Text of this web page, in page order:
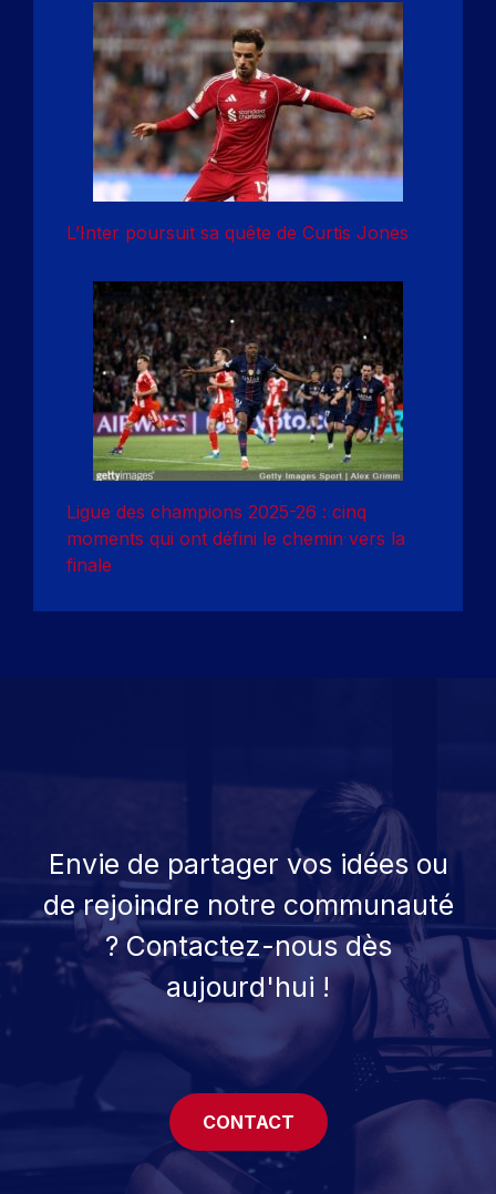
L’Inter poursuit sa quête de Curtis Jones
Ligue des champions 2025-26 : cinq
moments qui ont défini le chemin vers la
finale
Envie de partager vos idées ou
de rejoindre notre communauté
? Contactez-nous dès
aujourd'hui !
CONTACT